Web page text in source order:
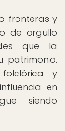
fronteras y
de orgullo
que la
patrimonio.
y
en
siendo